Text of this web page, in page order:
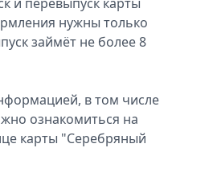
нужны только
займёт не более 8
в том числе
ознакомиться на
карты "Серебряный